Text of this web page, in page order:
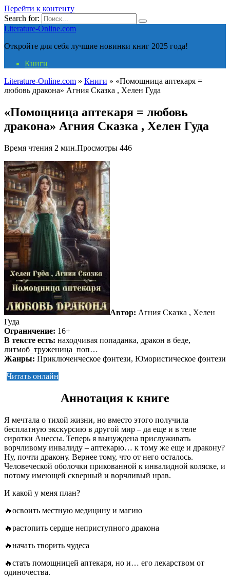
Перейти к контенту
Search for:
Literature-Online.com
Откройте для себя лучшие новинки книг 2025 года!
Книги
Literature-Online.com » Книги » «Помощница аптекаря =
любовь дракона» Агния Сказка , Хелен Гуда
«Помощница аптекаря = любовь
дракона» Агния Сказка , Хелен Гуда
Время чтения 2 мин.Просмотры 446
Автор: Агния Сказка , Хелен
Гуда
Ограничение: 16+
В тексте есть: находчивая попаданка, дракон в беде,
литмоб_труженица_поп…
Жанры: Приключенческое фэнтези, Юмористическое фэнтези
Читать онлайн
Аннотация к книге
Я мечтала о тихой жизни, но вместо этого получила
бесплатную экскурсию в другой мир – да еще и в теле
сиротки Анессы. Теперь я вынуждена прислуживать
ворчливому инвалиду – аптекарю… к тому же еще и дракону?
Ну, почти дракону. Вернее тому, что от него осталось.
Человеческой оболочки прикованной к инвалидной коляске, и
потому имеющей скверный и ворчливый нрав.
И какой у меня план?
🔥освоить местную медицину и магию
🔥растопить сердце неприступного дракона
🔥начать творить чудеса
🔥стать помощницей аптекаря, но и… его лекарством от
одиночества.